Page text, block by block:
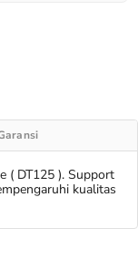
( DT125 ). Support
kualitas